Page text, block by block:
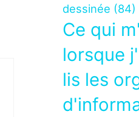
dessinée (84)
Ce qui
lorsque
lis les